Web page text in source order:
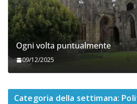
Ogni volta puntualmente
09/12/2025
Categoria della settimana: